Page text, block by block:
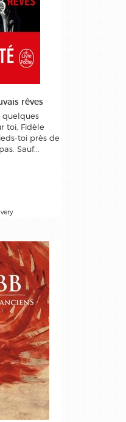
rêves
quelques
toi, Fidèle
toi près de
Sauf...